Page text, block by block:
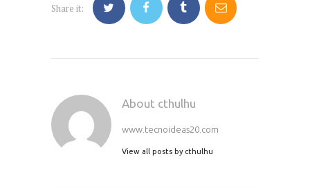
Share it:
About cthulhu
www.tecnoideas20.com
View all posts by cthulhu